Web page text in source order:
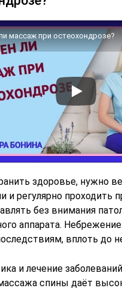
массаж при остеохондрозе?
здоровье, нужно
и регулярно проходить
без внимания
аппарата.
вплоть до
и лечение
спины даёт